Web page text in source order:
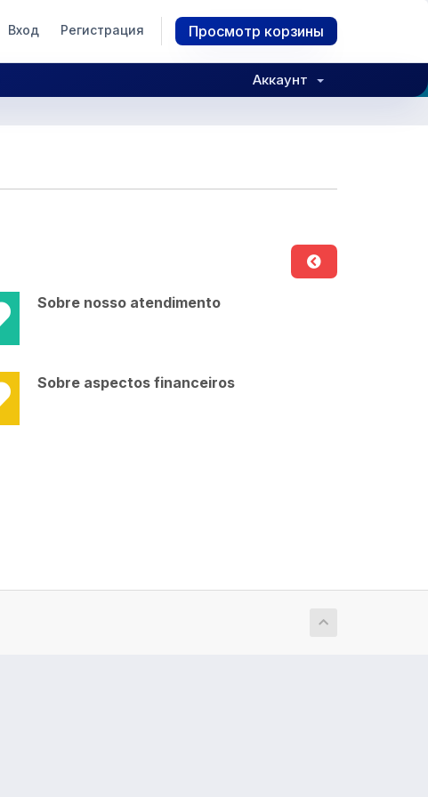
Вход Регистрация Просмотр корзины
Аккаунт
Sobre nosso atendimento
Sobre aspectos financeiros